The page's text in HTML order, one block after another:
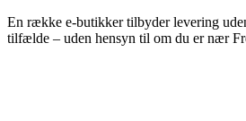
En række e-butikker tilbyder levering
tilfælde – uden hensyn til om du er nær